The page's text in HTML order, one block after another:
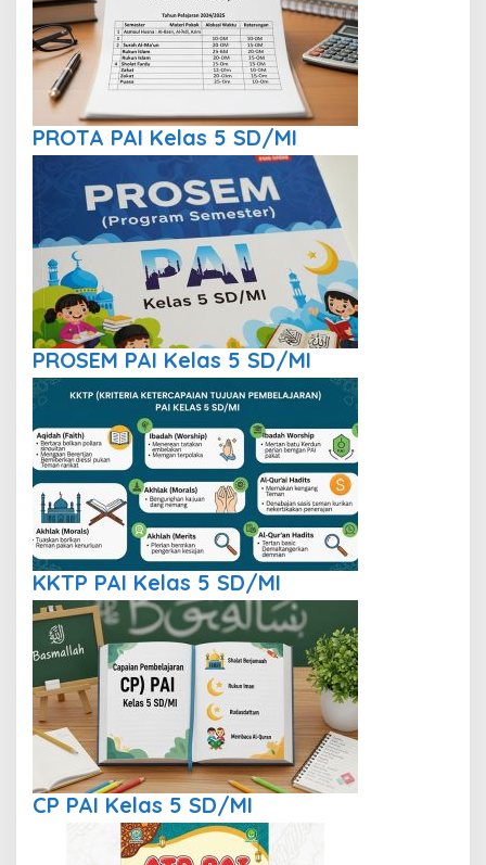
PROTA PAI Kelas 5 SD/MI
PROSEM PAI Kelas 5 SD/MI
KKTP PAI Kelas 5 SD/MI
CP PAI Kelas 5 SD/MI